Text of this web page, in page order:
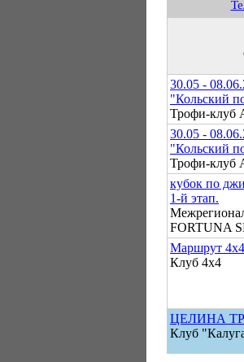
30.05 -
"Кольский
Трофи-клуб
30.05 -
"Кольский
Трофи-клуб
кубок по
1-й этап.
FORTUNA
Маршрут
Клуб 4х4
ЦЕЛИНА
Клуб